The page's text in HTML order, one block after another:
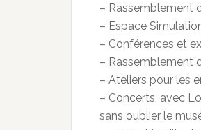
– Rassemblement
– Espace
– Conférences et
– Rassemblement
– Ateliers pour les
– Concerts, avec
sans oublier le